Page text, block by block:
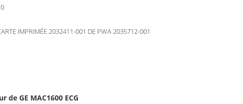
IMPRIMÉE 2032411-001 DE PWA 2035712-001
GE MAC1600 ECG